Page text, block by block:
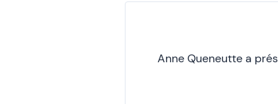
Anne Queneutte a